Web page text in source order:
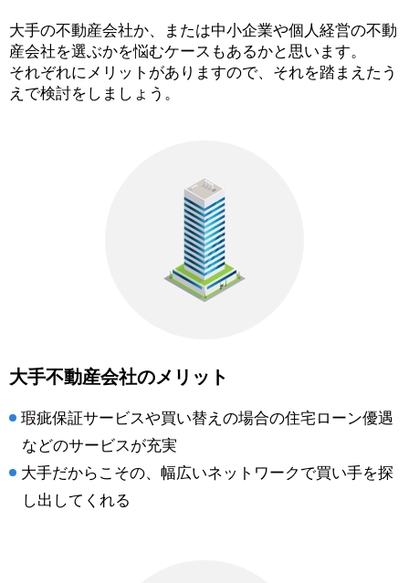
大手の不動産会社か、または中小企業や個人経営の不動
産会社を選ぶかを悩むケースもあるかと思います。
それぞれにメリットがありますので、それを踏まえたう
えで検討をしましょう。
大手不動産会社のメリット
瑕疵保証サービスや買い替えの場合の住宅ローン優遇
などのサービスが充実
大手だからこその、幅広いネットワークで買い手を探
し出してくれる